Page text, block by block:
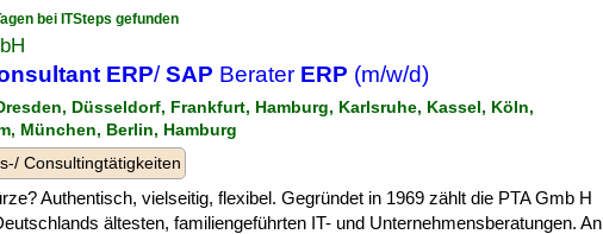
bei ITSteps gefunden
ERP/SAP Berater ERP (m/w/d)
Düsseldorf, Frankfurt, Hamburg, Karlsruhe, Kassel, Köln,
München, Berlin, Hamburg
Consultingtätigkeiten
Authentisch, vielseitig, flexibel. Gegründet in 1969 zählt die PTA Gmb H
ältesten, familiengeführten IT- und Unternehmensberatungen. An